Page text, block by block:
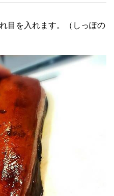
目を入れます。（しっぽの